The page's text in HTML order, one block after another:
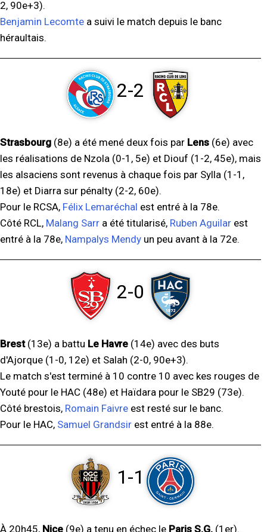
2, 90e+3).
Benjamin Lecomte a suivi le match depuis le banc
héraultais.
2-2
Strasbourg (8e) a été mené deux fois par Lens (6e) avec
les réalisations de Nzola (0-1, 5e) et Diouf (1-2, 45e), mais
les alsaciens sont revenus à chaque fois par Sylla (1-1,
18e) et Diarra sur pénalty (2-2, 60e).
Pour le RCSA, Félix Lemaréchal est entré à la 78e.
Côté RCL, Malang Sarr a été titularisé, Ruben Aguilar est
entré à la 78e, Nampalys Mendy un peu avant à la 72e.
2-0
Brest(13e) a battu Le Havre (14e) avec des buts
d'Ajorque (1-0, 12e) et Salah (2-0, 90e+3).
Le match s'est terminé à 10 contre 10 avec kes rouges de
Youté pour le HAC (48e) et Haïdara pour le SB29 (73e).
Côté brestois, Romain Faivre est resté sur le banc.
Pour le HAC, Samuel Grandsir est entré à la 88e.
1-1
À 20h45, Nice (9e) a tenu en échec le Paris S.G. (1er).